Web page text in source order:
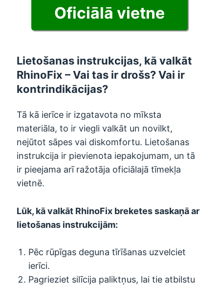
Oficiālā vietne
Lietošanas instrukcijas, kā valkāt
RhinoFix – Vai tas ir drošs? Vai ir
kontrindikācijas?
Tā kā ierīce ir izgatavota no mīksta
materiāla, to ir viegli valkāt un novilkt,
nejūtot sāpes vai diskomfortu. Lietošanas
instrukcija ir pievienota iepakojumam, un tā
ir pieejama arī ražotāja oficiālajā tīmekļa
vietnē.
Lūk, kā valkāt RhinoFix breketes saskaņā ar
lietošanas instrukcijām:
Pēc rūpīgas deguna tīrīšanas uzvelciet
ierīci.
Pagrieziet silīcija paliktņus, lai tie atbilstu